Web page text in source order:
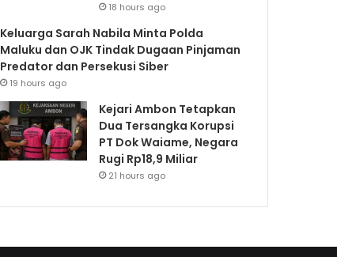
18 hours ago
Keluarga Sarah Nabila Minta Polda
Maluku dan OJK Tindak Dugaan Pinjaman
Predator dan Persekusi Siber
19 hours ago
Kejari Ambon Tetapkan
Dua Tersangka Korupsi
PT Dok Waiame, Negara
Rugi Rp18,9 Miliar
21 hours ago